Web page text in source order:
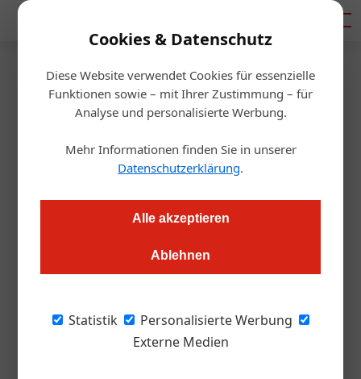
Cookies & Datenschutz
Diese Website verwendet Cookies für essenzielle
Funktionen sowie – mit Ihrer Zustimmung – für
Analyse und personalisierte Werbung.
Mehr Informationen finden Sie in unserer
Datenschutzerklärung.
Alle akzeptieren
Ablehnen
Statistik
Personalisierte Werbung
Externe Medien
Homepage/Hersteller
Hersteller
20. Juli 2026
Brauerei Schwechat: Georg Gartner wird neuer
Braumeister
AMA Genuss Region startet Pionierpreis
14. Juni 2026
Resch & Frisch steigert Umsatz auf 155 Millionen Euro
SIAL Paris 2026 startet Bewerbungsphase für
Anmeldungen für SIAL Innovation und SIAL For Change sind ab sofort